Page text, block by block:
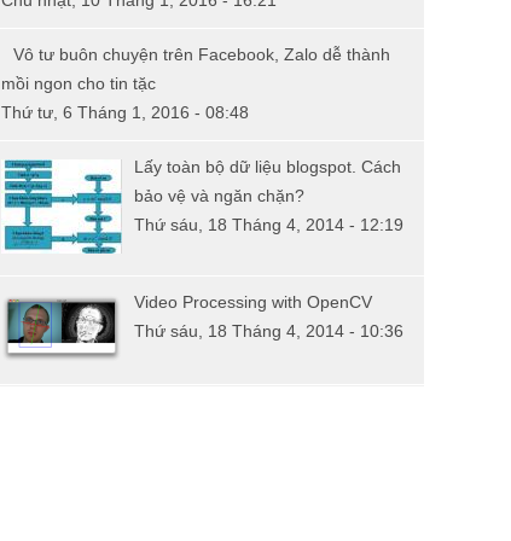
Vô tư buôn chuyện trên Facebook, Zalo dễ thành
mồi ngon cho tin tặc
Thứ tư, 6 Tháng 1, 2016 - 08:48
Lấy toàn bộ dữ liệu blogspot. Cách
bảo vệ và ngăn chặn?
Thứ sáu, 18 Tháng 4, 2014 - 12:19
Video Processing with OpenCV
Thứ sáu, 18 Tháng 4, 2014 - 10:36